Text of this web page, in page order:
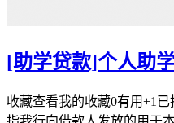
[助学贷款]个人助
收藏查看我的收藏0有用+1